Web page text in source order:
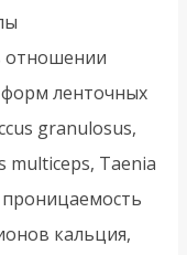
отношении
ленточных
granulosus,
multiceps, Таеnia
кальция,